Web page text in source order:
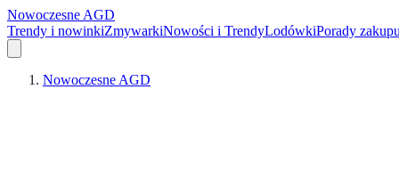
Nowoczesne AGD
Trendy i nowinkiZmywarkiNowości i TrendyLodówkiPorady
Nowoczesne AGD